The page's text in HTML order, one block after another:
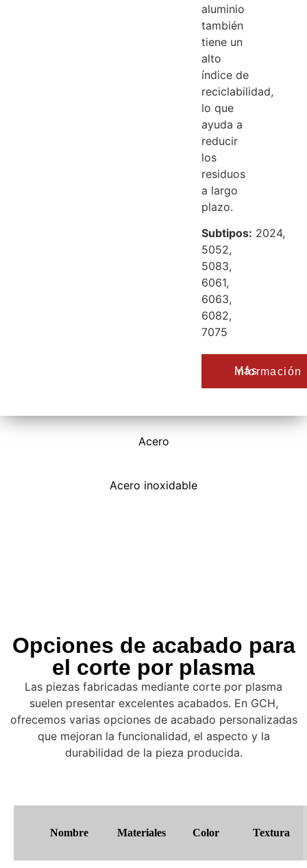
Acero
Acero inoxidable
aluminio
también
tiene un
alto
índice de
reciclabilidad,
lo que
ayuda a
reducir
los
residuos
a largo
plazo.
Subtipos: 2024,
5052,
5083,
6061,
6063,
6082,
7075
Más información
Opciones de acabado para
el corte por plasma
Las piezas fabricadas mediante corte por plasma
suelen presentar excelentes acabados. En GCH,
ofrecemos varias opciones de acabado personalizadas
que mejoran la funcionalidad, el aspecto y la
durabilidad de la pieza producida.
Nombre Materiales Color Textura